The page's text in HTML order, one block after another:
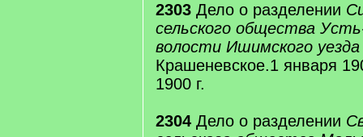
2303 Дело о разделении
сельского общества
волости Ишимского уезда
Крашеневское.1 января
1900 г.
2304 Дело о разделении